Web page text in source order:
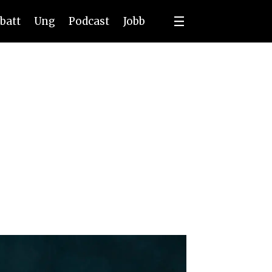
Ung Podcast Jobb